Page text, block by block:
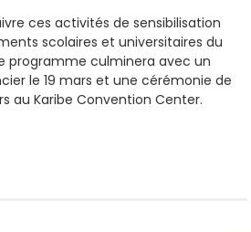
ces activités de sensibilisation
scolaires et universitaires du
programme culminera avec un
le 19 mars et une cérémonie de
au Karibe Convention Center.